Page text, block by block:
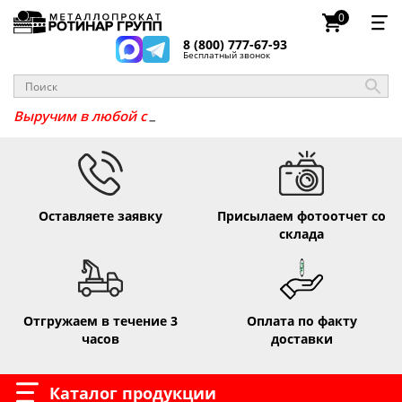
8 (800) 777-67-93
Бесплатный звонок
0
Выручим в любо
Оставляете заявку
Присылаем фотоотчет со
склада
Отгружаем в течение 3
часов
Оплата по факту
доставки
Каталог продукции